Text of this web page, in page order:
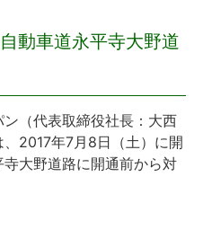
動車道永平寺大野道
（代表取締役社長：大西
2017年7月8日（土）に開
大野道路に開通前から対